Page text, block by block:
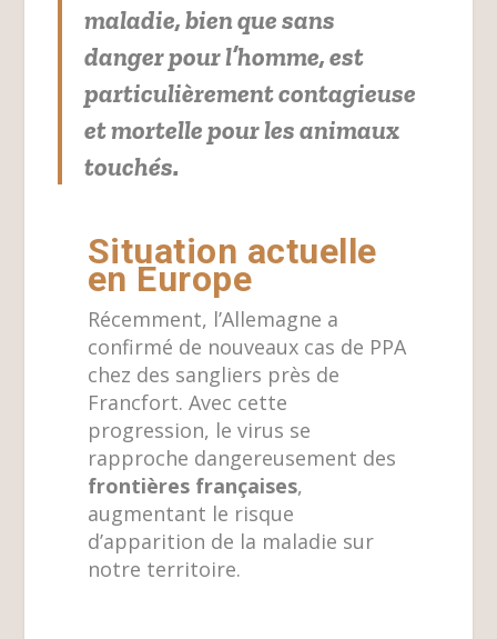
maladie, bien que sans
danger pour l’homme, est
particulièrement contagieuse
et mortelle pour les animaux
touchés.
Situation actuelle
en Europe
Récemment, l’Allemagne a
confirmé de nouveaux cas de PPA
chez des sangliers près de
Francfort. Avec cette
progression, le virus se
rapproche dangereusement des
frontières françaises,
augmentant le risque
d’apparition de la maladie sur
notre territoire.